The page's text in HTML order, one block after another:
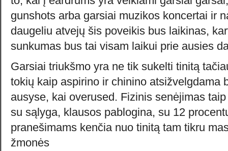
gunshots arba garsiai muzikos koncertai ir
daugeliu atvejų šis poveikis bus laikinas,
sunkumas bus tai visam laikui prie ausies
Garsiai triukšmo yra ne tik sukelti tinitą
tokių kaip aspirino ir chinino atsižvelgdama
ausyse, kai overused. Fizinis senėjimas
su sąlyga, klausos pablogina, su 12
pranešimams kenčia nuo tinitą tam tikru
žmonės